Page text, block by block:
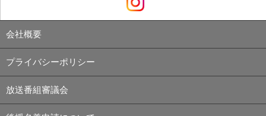
会社概要
プライバシーポリシー
放送番組審議会